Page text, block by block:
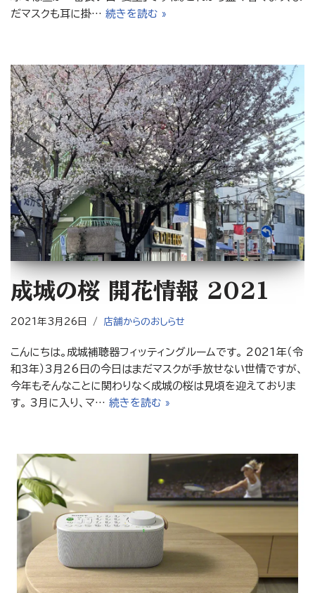
だマスクも耳に掛… 続きを読む »
成城の桜 開花情報 2021
2021年3月26日 店舗からのおしらせ
こんにちは。成城補聴器フィッティングルームです。 2021年（令
和3年）3月26日の今日はまだマスクが手放せない世情ですが、
今年もそんなことに関わりなく成城の桜は見頃を迎えておりま
す。 3月に入り、マ… 続きを読む »